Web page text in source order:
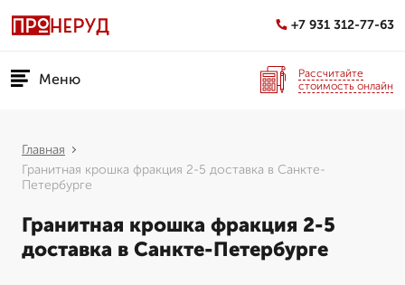
+7 931 312-77-63
Меню
Рассчитайте
стоимость онлайн
Главная
Гранитная крошка фракция 2-5 доставка в Санкте-
Петербурге
Гранитная крошка фракция 2-5
доставка в Санкте-Петербурге